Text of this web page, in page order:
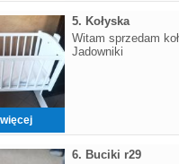
5. Kołyska
Witam sprzedam
Jadowniki
6. Buciki r29